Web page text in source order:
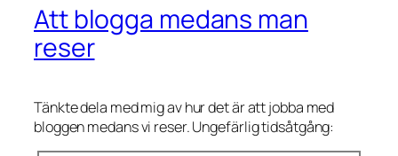
Att blogga medans man
reser
Tänkte dela med mig av hur det är att jobba med
bloggen medans vi reser. Ungefärlig tidsåtgång: